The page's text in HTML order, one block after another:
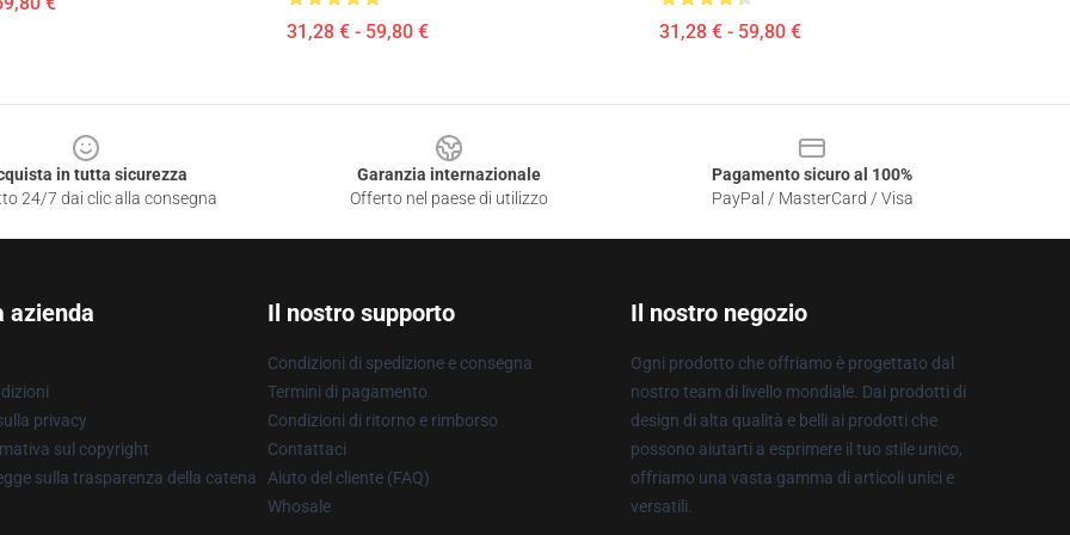
31,28 € - 59,80 € 31,28 € - 59,80 €
in tutta sicurezza
24/7 dai clic alla consegna
Garanzia internazionale
Offerto nel paese di utilizzo
Pagamento sicuro al 100%
PayPal / MasterCard / Visa
azienda
privacy
sul copyright
sulla trasparenza della catena
Il nostro supporto
Condizioni di spedizione e consegna
Termini di pagamento
Condizioni di ritorno e rimborso
Contattaci
Aiuto del cliente (FAQ)
Whosale
Il nostro negozio
Ogni prodotto che offriamo è progettato dal
nostro team di livello mondiale. Dai prodotti di
design di alta qualità e belli ai prodotti che
possono aiutarti a esprimere il tuo stile unico,
offriamo una vasta gamma di articoli unici e
versatili.